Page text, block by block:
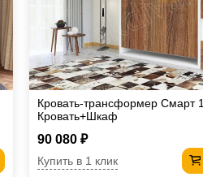
Кровать-трансформер Смарт 1
Кровать+Шкаф
90 080 ₽
Купить в 1 клик